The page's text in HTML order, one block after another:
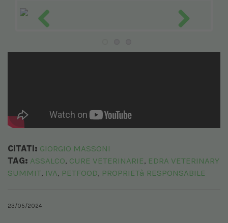
CITATI: GIORGIO MASSONI
TAG: ASSALCO, CURE VETERINARIE, EDRA VETERINARY
SUMMIT, IVA, PETFOOD, PROPRIETà RESPONSABILE
23/05/2024